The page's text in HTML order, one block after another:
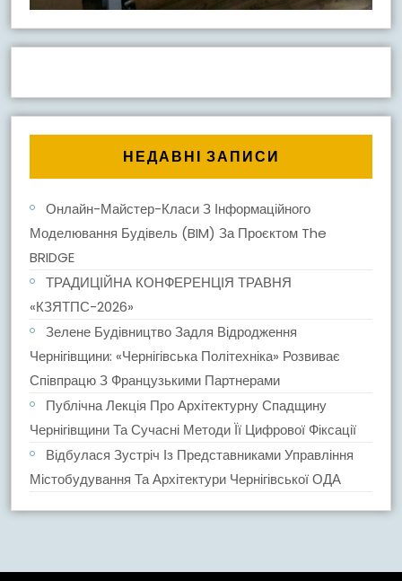
НЕДАВНІ ЗАПИСИ
Онлайн-Майстер-Класи З Інформаційного
Моделювання Будівель (BIM) За Проєктом The
BRIDGE
ТРАДИЦІЙНА КОНФЕРЕНЦІЯ ТРАВНЯ
«КЗЯТПС-2026»
Зелене Будівництво Задля Відродження
Чернігівщини: «Чернігівська Політехніка» Розвиває
Співпрацю З Французькими Партнерами
Публічна Лекція Про Архітектурну Спадщину
Чернігівщини Та Сучасні Методи Її Цифрової Фіксації
Відбулася Зустріч Із Представниками Управління
Містобудування Та Архітектури Чернігівської ОДА